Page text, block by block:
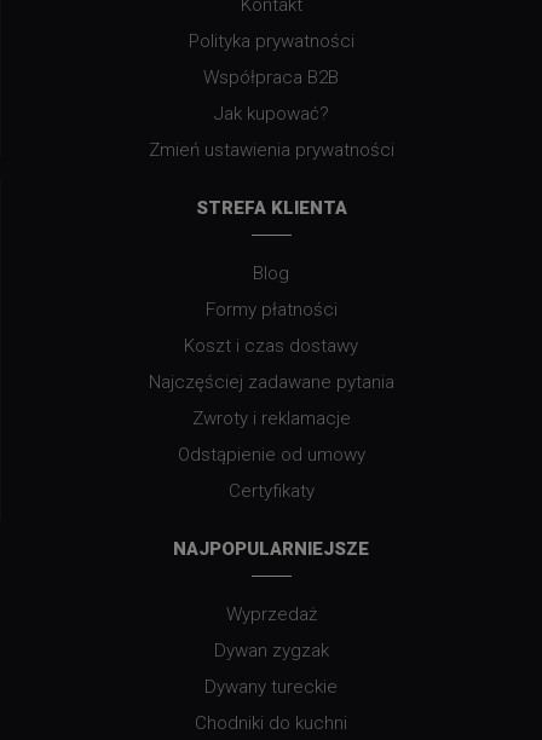
Kontakt
Polityka prywatności
Współpraca B2B
Jak kupować?
Zmień ustawienia prywatności
STREFA KLIENTA
Blog
Formy płatności
Koszt i czas dostawy
Najczęściej zadawane pytania
Zwroty i reklamacje
Odstąpienie od umowy
Certyfikaty
NAJPOPULARNIEJSZE
Wyprzedaż
Dywan zygzak
Dywany tureckie
Chodniki do kuchni